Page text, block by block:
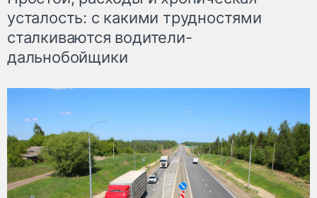
усталость: с какими трудностями
сталкиваются водители-
дальнобойщики